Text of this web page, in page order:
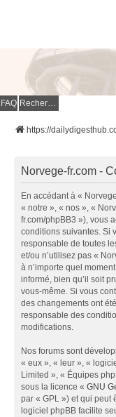
FAQ Rechercher
https://
Norvege-fr.com -
En accédant à «
« notre », « nos », «
fr.com/phpBB3 »), vous
conditions suivantes. Si
responsable de toutes
et/ou n’utilisez pas «
à n’importe quel
informé, bien qu’il soit
vous-même. Si vous
des changements ont
responsable des
modifications.
Nos forums sont
« eux », « leur », «
Limited », « Équipes
sous la licence « GNU
par « GPL ») et qui peut
logiciel phpBB facilite